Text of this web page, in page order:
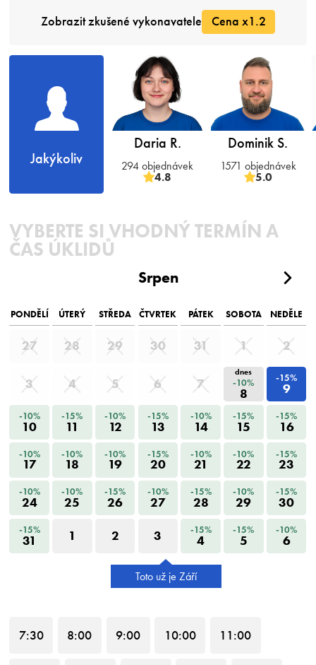
Zobrazit zkušené vykonavatele Cena x1.2
Jakýkoliv
Daria R.
294 objednávek
4.8
Dominik S.
1571 objednávek
5.0
VYBERTE SI VHODNÝ TERMÍN A
ČAS ÚKLIDŮ
Srpen
PONDĚLÍ ÚTERÝ STŘEDA ČTVRTEK PÁTEK SOBOTA NEDĚLE
27 28 29 30 31 1 2
3 4 5 6 7
dnes
-10%
8
-15%
9
-10%
10
-15%
11
-10%
12
-15%
13
-10%
14
-15%
15
-15%
16
-10%
17
-10%
18
-10%
19
-15%
20
-10%
21
-10%
22
-15%
23
-10%
24
-10%
25
-15%
26
-10%
27
-15%
28
-10%
29
-15%
30
-15%
31 1 2 3 -15%
4
-15%
5
-10%
6
Toto už je Září
7:30 8:00 9:00 10:00 11:00